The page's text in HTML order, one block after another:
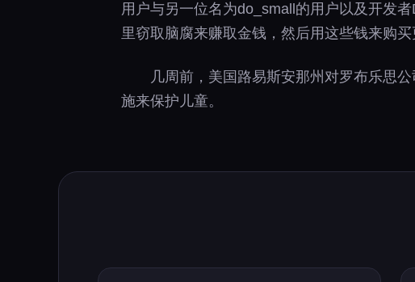
用户与另一位名为do_small的用户以及开发
里窃取脑腐来赚取金钱，然后用这些钱来购
几周前，美国路易斯安那州对罗布乐思
施来保护儿童。